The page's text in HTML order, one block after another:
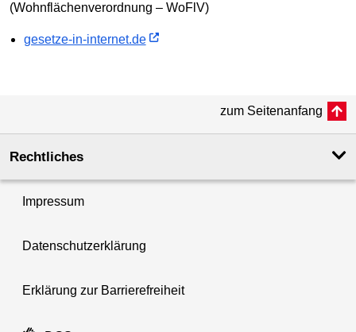
(Wohnflächenverordnung – WoFlV)
gesetze-in-internet.de
zum Seitenanfang
Rechtliches
Impressum
Datenschutzerklärung
Erklärung zur Barrierefreiheit